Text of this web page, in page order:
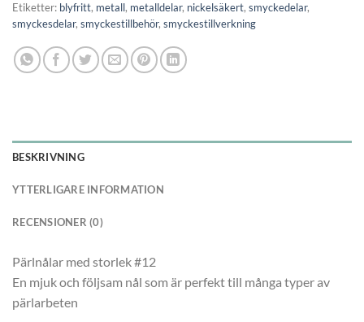
Etiketter: blyfritt, metall, metalldelar, nickelsäkert, smyckedelar,
smyckesdelar, smyckestillbehör, smyckestillverkning
BESKRIVNING
YTTERLIGARE INFORMATION
RECENSIONER (0)
Pärlnålar med storlek #12
En mjuk och följsam nål som är perfekt till många typer av
pärlarbeten